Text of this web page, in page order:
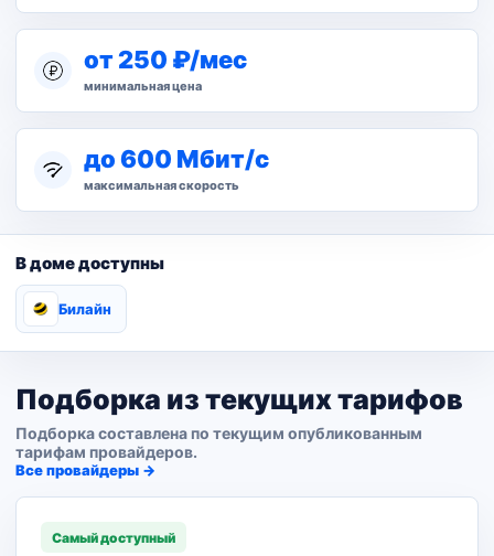
от 250 ₽/мес
минимальная цена
до 600 Мбит/с
максимальная скорость
В доме доступны
Билайн
Подборка из текущих тарифов
Подборка составлена по текущим опубликованным
тарифам провайдеров.
Все провайдеры →
Самый доступный